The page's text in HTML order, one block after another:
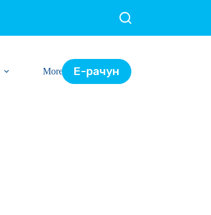
More Е-рачун